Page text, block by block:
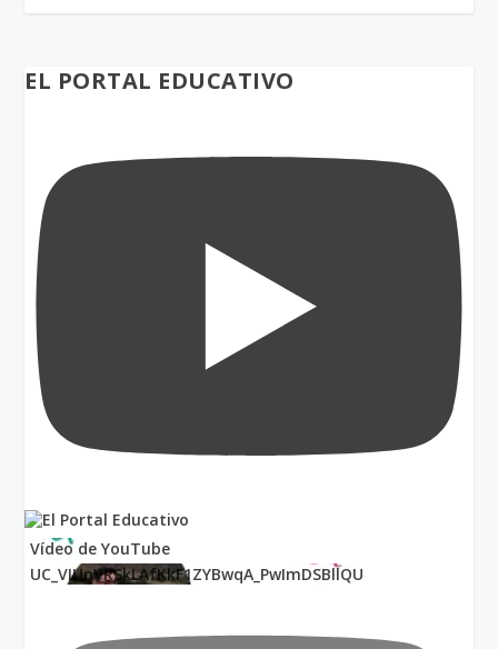
EL PORTAL EDUCATIVO
Vídeo de YouTube
UC_VIUnVRSkLAfKkF1ZYBwqA_PwImDSBllQU